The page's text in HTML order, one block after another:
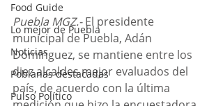
Food Guide
Lo mejor de Puebla
Noticias
Poblanas destacadas
Pulso Político
Puebla MGZ.- El presidente
municipal de Puebla, Adán
Domínguez, se mantiene entre los
diez alcaldes mejor evaluados del
país, de acuerdo con la última